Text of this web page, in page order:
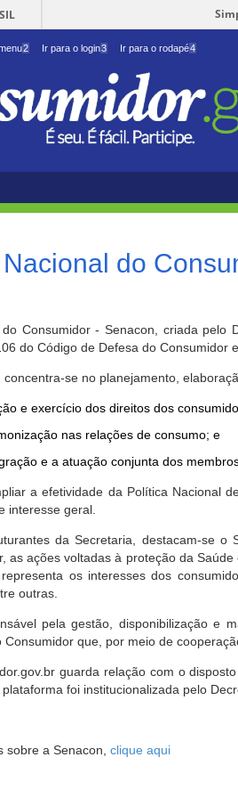
2 Ir para o login3 Ir para o rodapé4
do
do Consumidor - Senacon, criada
do Código de Defesa do Consumidor
concentra-se no planejamento,
e exercício dos direitos dos
nas relações de consumo; e
e a atuação conjunta dos
a efetividade da Política Nacional
interesse geral.
da Secretaria, destacam-se
as ações voltadas à proteção da
os interesses dos
outras.
pela gestão, disponibilização e
Consumidor que, por meio de
guarda relação com o
foi institucionalizada pelo
sobre a Senacon, clique aqui